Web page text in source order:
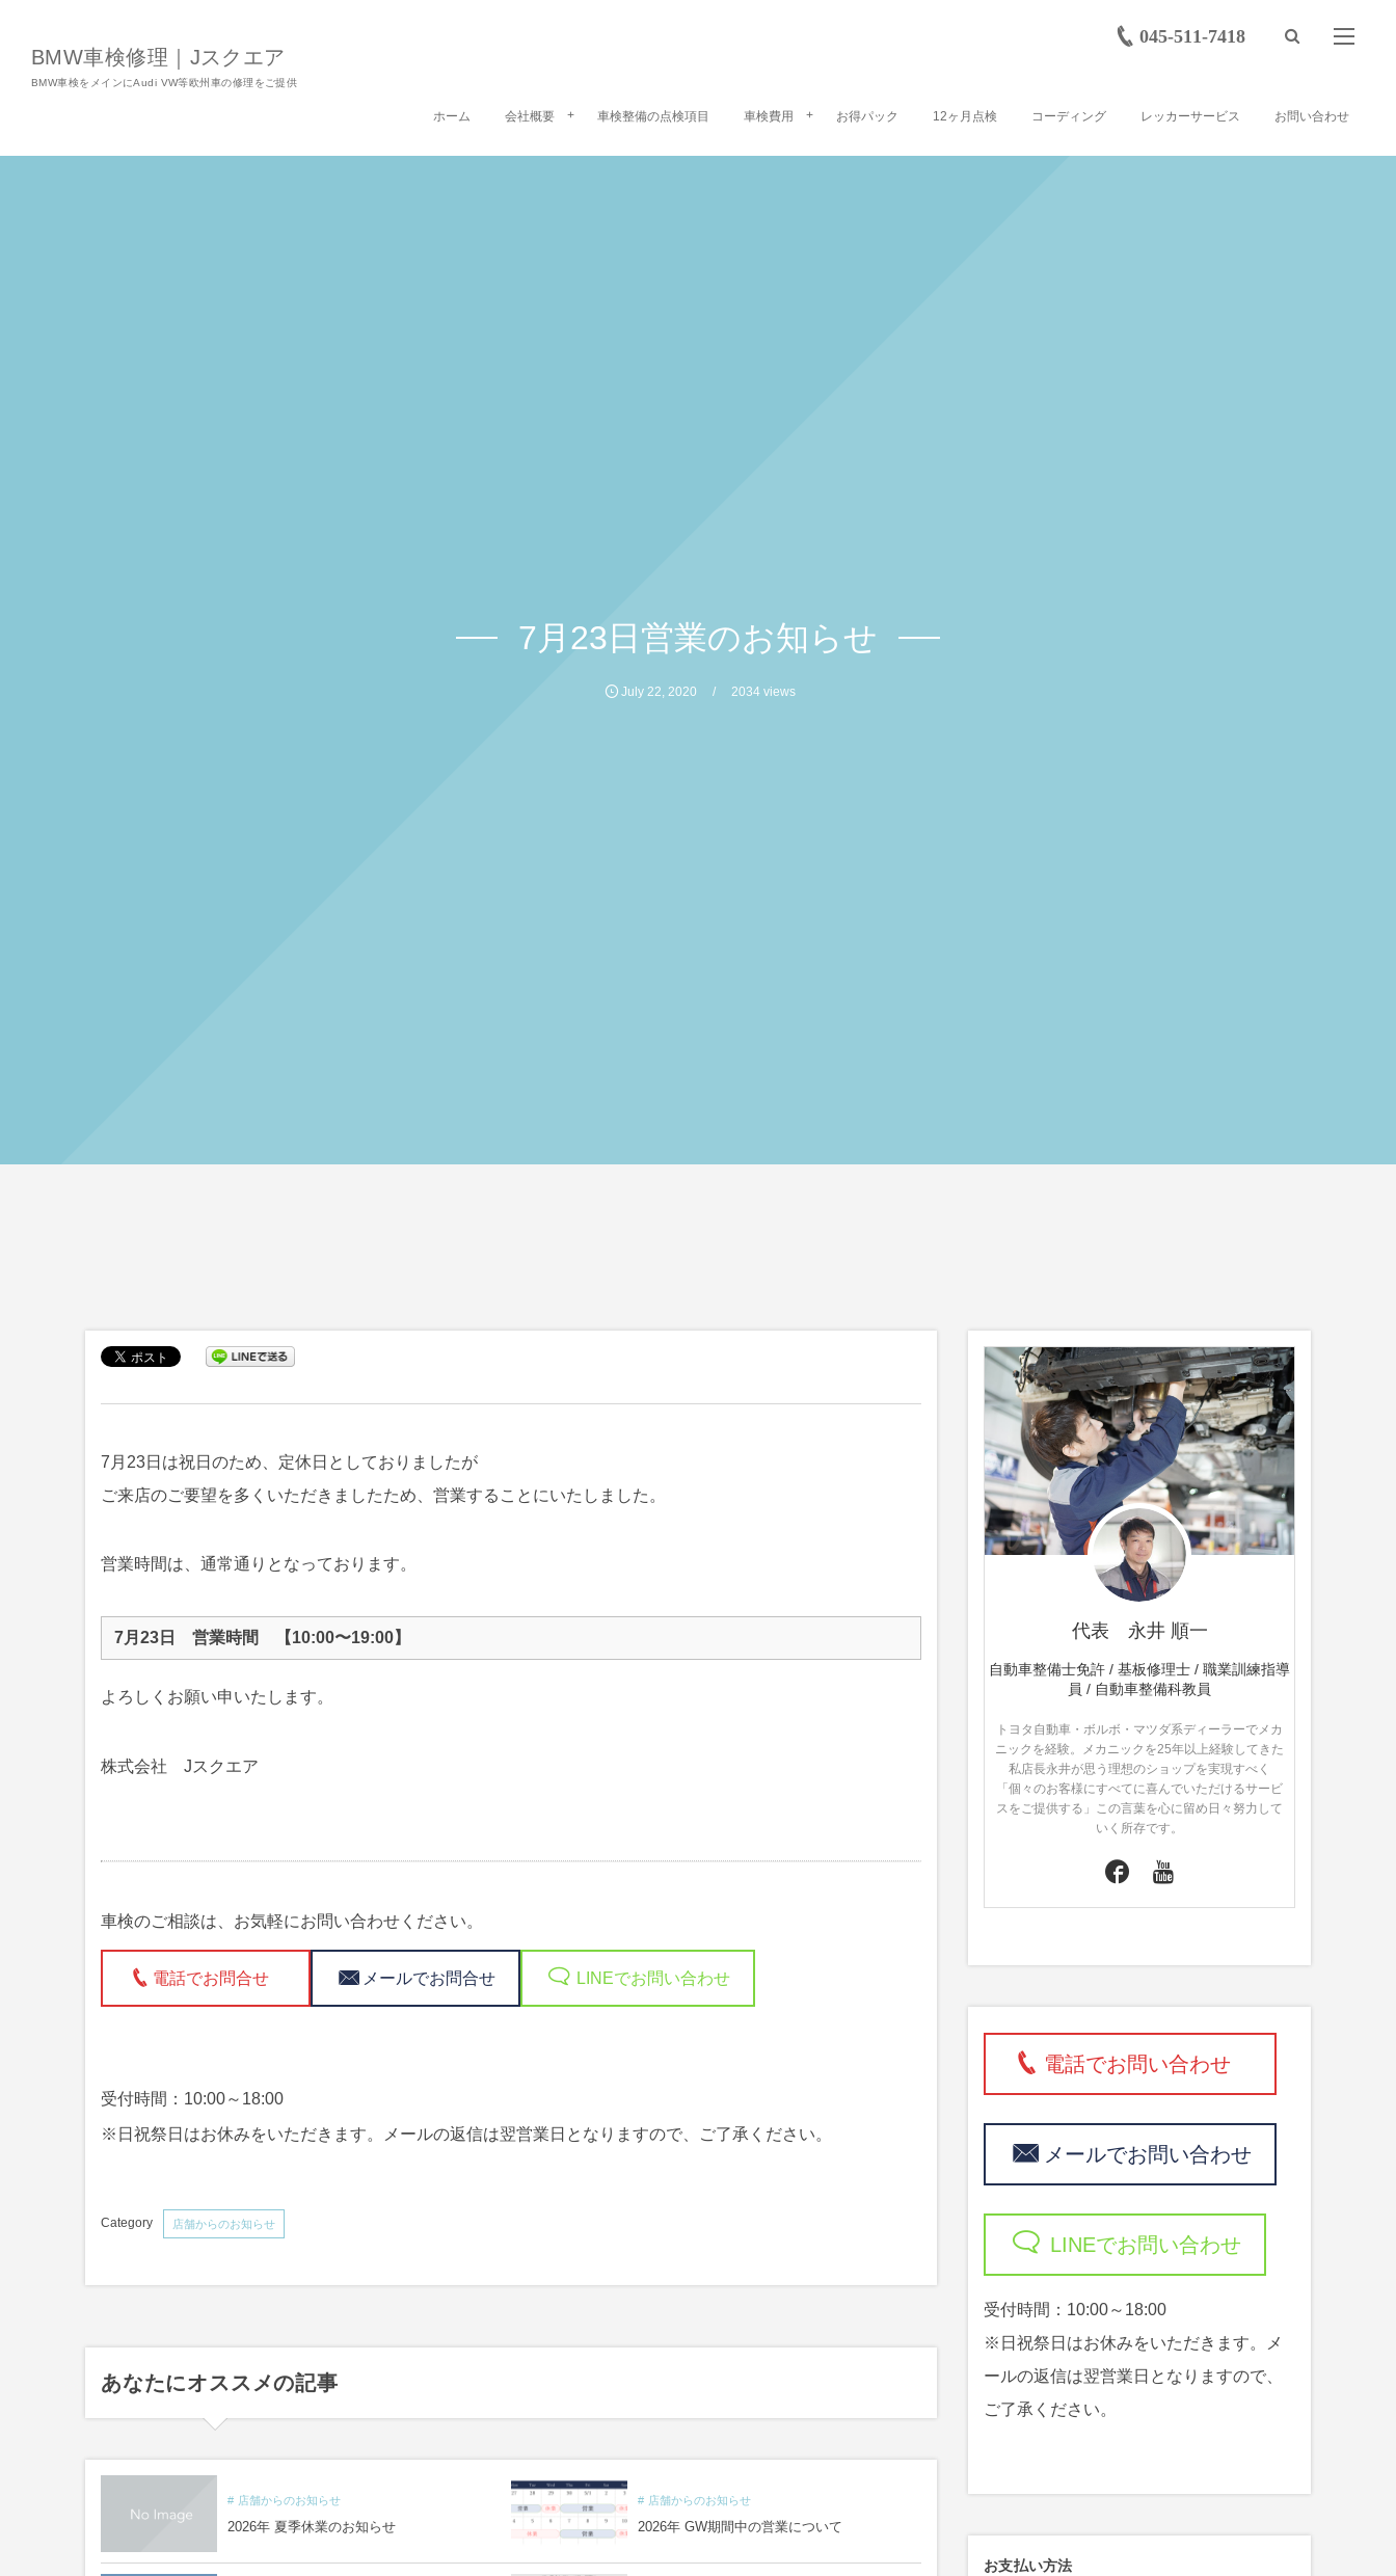
BMW車検修理｜Jスクエア
BMW車検をメインにAudi VW等欧州車の修理をご提供
045-511-7418
ホーム 会社概要 車検整備の点検項目 車検費用 お得パック 12ヶ月点検 コーディング レッカーサービス お問い合わせ
7月23日営業のお知らせ
July 22, 2020 2034 views
7月23日は祝日のため、定休日としておりましたが
ご来店のご要望を多くいただきましたため、営業することにいたしました。
営業時間は、通常通りとなっております。
7月23日 営業時間 【10:00〜19:00】
よろしくお願い申いたします。
株式会社 Jスクエア
車検のご相談は、お気軽にお問い合わせください。
電話でお問合せ メールでお問合せ LINEでお問い合わせ
受付時間：10:00～18:00
※日祝祭日はお休みをいただきます。メールの返信は翌営業日となりますので、ご了承ください。
店舗からのお知らせ
あなたにオススメの記事
店舗からのお知らせ
2026年 夏季休業のお知らせ
店舗からのお知らせ
2026年 GW期間中の営業について
代表 永井 順一
自動車整備士免許 / 基板修理士 / 職業訓練指導
員 / 自動車整備科教員
トヨタ自動車・ボルボ・マツダ系ディーラーでメカ
ニックを経験。メカニックを25年以上経験してきた
私店長永井が思う理想のショップを実現すべく
「個々のお客様にすべてに喜んでいただけるサービ
スをご提供する」この言葉を心に留め日々努力して
いく所存です。
電話でお問い合わせ
メールでお問い合わせ
LINEでお問い合わせ
受付時間：10:00～18:00
※日祝祭日はお休みをいただきます。メ
ールの返信は翌営業日となりますので、
ご了承ください。
お支払い方法